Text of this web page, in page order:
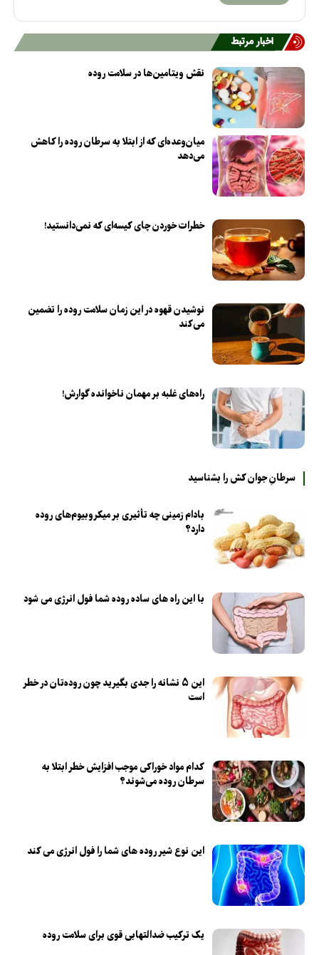
اخبار مرتبط
نقش ویتامین‌ها در سلامت روده
میان‌وعده‌ای که از ابتلا به سرطان روده را کاهش
می‌دهد
خطرات خوردن چای کیسه‌ای که نمی‌دانستید!
نوشیدن قهوه در این زمان سلامت روده را تضمین
می‌کند
راه‌های غلبه بر مهمان ناخوانده گوارش!
سرطانِ جوان کش را بشناسید
بادام زمینی چه تأثیری بر میکروبیوم‌های روده
دارد؟
با این راه های ساده روده شما فول انرژی می شود
این ۵ نشانه‌ را جدی بگیرید چون روده‌تان در خطر
است
کدام مواد خوراکی موجب افزایش خطر ابتلا به
سرطان روده می‌شوند؟
این نوع شیر روده های شما را فول انرژی می کند
یک ترکیب ضدالتهابی قوی برای سلامت روده